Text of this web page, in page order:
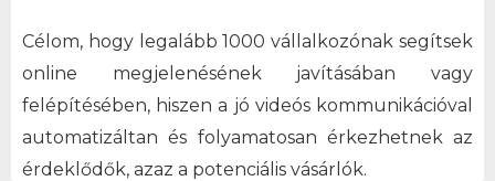
Célom, hogy legalább 1000 vállalkozónak segítsek
online megjelenésének javításában vagy
felépítésében, hiszen a jó videós kommunikációval
automatizáltan és folyamatosan érkezhetnek az
érdeklődők, azaz a potenciális vásárlók.